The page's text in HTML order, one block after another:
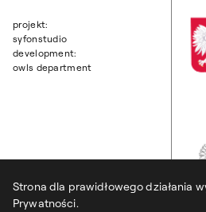
Strona dla prawidłowego działania
Prywatności.
projekt:
syfonstudio
development:
owls department